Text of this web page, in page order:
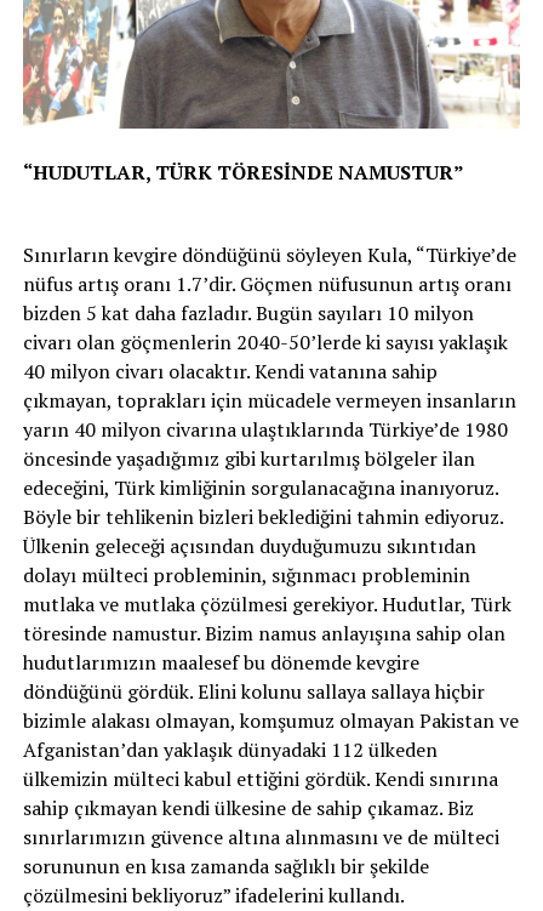
“HUDUTLAR, TÜRK TÖRESİNDE NAMUSTUR”
Sınırların kevgire döndüğünü söyleyen Kula, “Türkiye’de
nüfus artış oranı 1.7’dir. Göçmen nüfusunun artış oranı
bizden 5 kat daha fazladır. Bugün sayıları 10 milyon
civarı olan göçmenlerin 2040-50’lerde ki sayısı yaklaşık
40 milyon civarı olacaktır. Kendi vatanına sahip
çıkmayan, toprakları için mücadele vermeyen insanların
yarın 40 milyon civarına ulaştıklarında Türkiye’de 1980
öncesinde yaşadığımız gibi kurtarılmış bölgeler ilan
edeceğini, Türk kimliğinin sorgulanacağına inanıyoruz.
Böyle bir tehlikenin bizleri beklediğini tahmin ediyoruz.
Ülkenin geleceği açısından duyduğumuzu sıkıntıdan
dolayı mülteci probleminin, sığınmacı probleminin
mutlaka ve mutlaka çözülmesi gerekiyor. Hudutlar, Türk
töresinde namustur. Bizim namus anlayışına sahip olan
hudutlarımızın maalesef bu dönemde kevgire
döndüğünü gördük. Elini kolunu sallaya sallaya hiçbir
bizimle alakası olmayan, komşumuz olmayan Pakistan ve
Afganistan’dan yaklaşık dünyadaki 112 ülkeden
ülkemizin mülteci kabul ettiğini gördük. Kendi sınırına
sahip çıkmayan kendi ülkesine de sahip çıkamaz. Biz
sınırlarımızın güvence altına alınmasını ve de mülteci
sorununun en kısa zamanda sağlıklı bir şekilde
çözülmesini bekliyoruz” ifadelerini kullandı.